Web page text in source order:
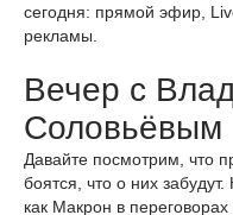
сегодня: прямой эфир,
рекламы.
Вечер с
Соловьёвым
Давайте посмотрим, что
боятся, что о них
как Макрон в